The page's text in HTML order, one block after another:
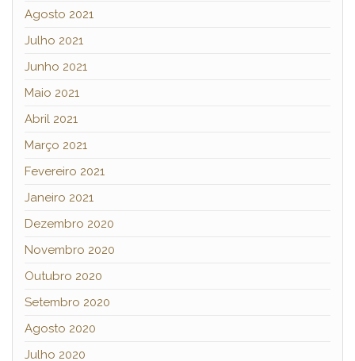
Agosto 2021
Julho 2021
Junho 2021
Maio 2021
Abril 2021
Março 2021
Fevereiro 2021
Janeiro 2021
Dezembro 2020
Novembro 2020
Outubro 2020
Setembro 2020
Agosto 2020
Julho 2020